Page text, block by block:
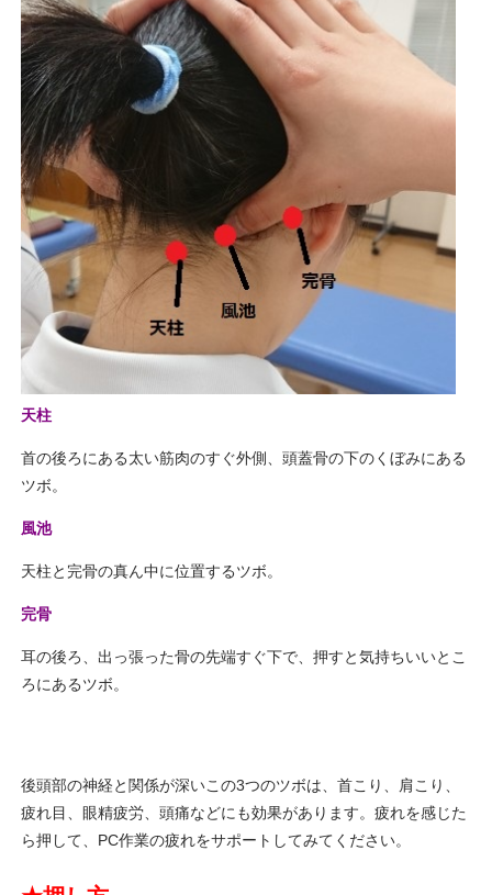
天柱
首の後ろにある太い筋肉のすぐ外側、頭蓋骨の下のくぼみにある
ツボ。
風池
天柱と完骨の真ん中に位置するツボ。
完骨
耳の後ろ、出っ張った骨の先端すぐ下で、押すと気持ちいいとこ
ろにあるツボ。
後頭部の神経と関係が深いこの3つのツボは、首こり、肩こり、
疲れ目、眼精疲労、頭痛などにも効果があります。疲れを感じた
ら押して、PC作業の疲れをサポートしてみてください。